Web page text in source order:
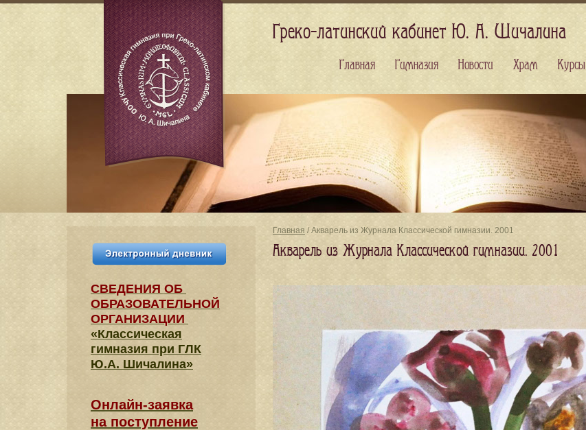
Главная / Акварель из Журнала Классической гимназии. 2001
Акварель из Журнала Классической гимназии. 2001
СВЕДЕНИЯ​ ОБ
ОБРАЗОВАТЕЛЬНОЙ
ОРГАНИЗАЦИИ
«Классическая
гимназия при ГЛК
Ю.А. Шичалина»
Онлайн-заявка
на поступление
Греко-латинский кабинет Ю. А. Шичалина
Главная Гимназия Новости Храм Курсы